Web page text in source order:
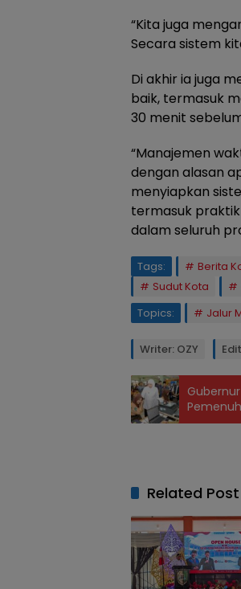
“Kita juga
Secara sistem
Di akhir ia juga
baik, termasuk
30 menit
“Manajemen
dengan alasan
menyiapkan
termasuk
dalam seluruh
Tags: Berita
Sudut Kota
Topics:
Jalur
Writer: OZY
Related Post